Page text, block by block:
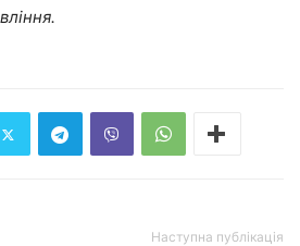
Наступна публікація